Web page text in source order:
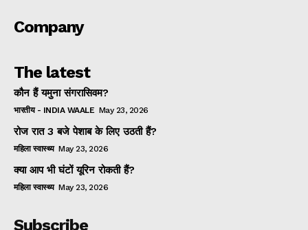
Company
The latest
कौन हैं यमुना संगरासिवम?
भारतीय - INDIA WAALE May 23, 2026
रोज रात 3 बजे पेशाब के लिए उठती हैं?
महिला स्वास्थ्य May 23, 2026
क्या आप भी घंटों यूरिन रोकती हैं?
महिला स्वास्थ्य May 23, 2026
Subscribe